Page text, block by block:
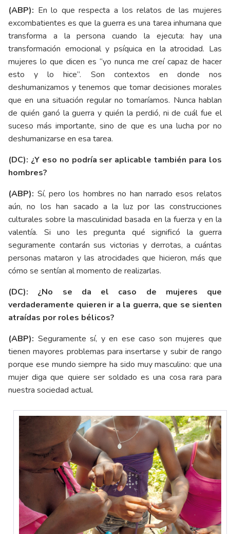
(ABP): En lo que respecta a los relatos de las mujeres
excombatientes es que la guerra es una tarea inhumana que
transforma a la persona cuando la ejecuta: hay una
transformación emocional y psíquica en la atrocidad. Las
mujeres lo que dicen es “yo nunca me creí capaz de hacer
esto y lo hice”. Son contextos en donde nos
deshumanizamos y tenemos que tomar decisiones morales
que en una situación regular no tomaríamos. Nunca hablan
de quién ganó la guerra y quién la perdió, ni de cuál fue el
suceso más importante, sino de que es una lucha por no
deshumanizarse en esa tarea.
(DC): ¿Y eso no podría ser aplicable también para los
hombres?
(ABP): Sí, pero los hombres no han narrado esos relatos
aún, no los han sacado a la luz por las construcciones
culturales sobre la masculinidad basada en la fuerza y en la
valentía. Si uno les pregunta qué significó la guerra
seguramente contarán sus victorias y derrotas, a cuántas
personas mataron y las atrocidades que hicieron, más que
cómo se sentían al momento de realizarlas.
(DC): ¿No se da el caso de mujeres que
verdaderamente quieren ir a la guerra, que se sienten
atraídas por roles bélicos?
(ABP): Seguramente sí, y en ese caso son mujeres que
tienen mayores problemas para insertarse y subir de rango
porque ese mundo siempre ha sido muy masculino: que una
mujer diga que quiere ser soldado es una cosa rara para
nuestra sociedad actual.